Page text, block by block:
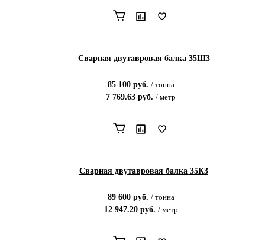
Сварная двутавровая балка 35Ш3
85 100руб. / тонна
7 769.63 руб. / метр
Сварная двутавровая балка 35К3
89 600руб. / тонна
12 947.20руб. / метр